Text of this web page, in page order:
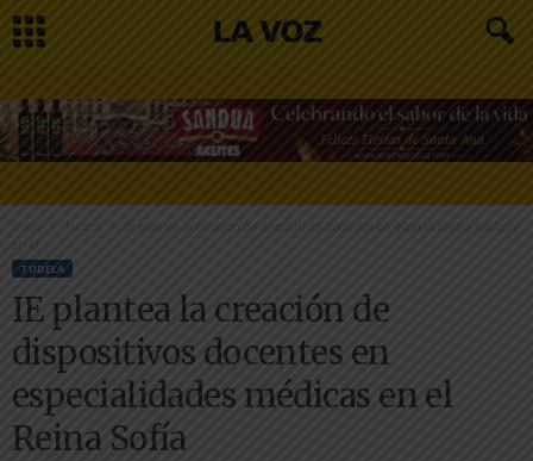
Inicio Tudela
IE plantea la creación de dispositivos docentes en especialidades médicas
TUDELA
IE plantea la creación de
dispositivos docentes en
especialidades médicas en el
Reina Sofía